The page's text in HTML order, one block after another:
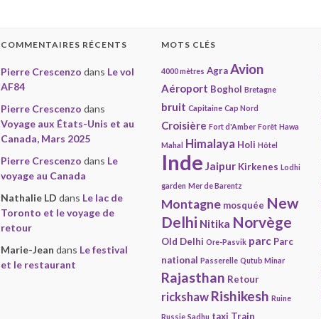
COMMENTAIRES RÉCENTS
Pierre Crescenzo dans Le vol
AF84
Pierre Crescenzo dans
Voyage aux États-Unis et au
Canada, Mars 2025
Pierre Crescenzo dans Le
voyage au Canada
Nathalie LD dans Le lac de
Toronto et le voyage de
retour
Marie-Jean dans Le festival
et le restaurant
MOTS CLÉS
4000 mètres AgraAvion
Aéroport Boghol Bretagne
bruit Capitaine Cap Nord
Croisière Fort d'Amber Forêt Hawa
Mahal
Himalaya Holi Hôtel
Inde Jaipur Kirkenes Lodhi
garden Mer de Barentz
Montagne mosquée New
Delhi Nitika Norvège
Old Delhi Ore-Pasvik parc Parc
national Passerelle Qutub Minar
Rajasthan Retour
rickshaw Rishikesh Ruine
Russie Sadhu taxi Train